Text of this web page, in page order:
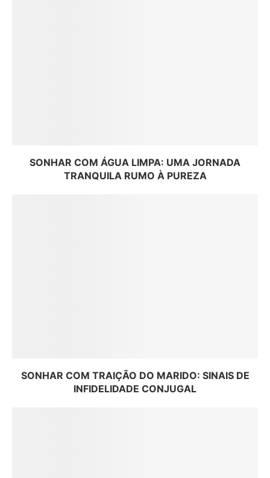
SONHAR COM ÁGUA LIMPA: UMA JORNADA
TRANQUILA RUMO À PUREZA
SONHAR COM TRAIÇÃO DO MARIDO: SINAIS DE
INFIDELIDADE CONJUGAL